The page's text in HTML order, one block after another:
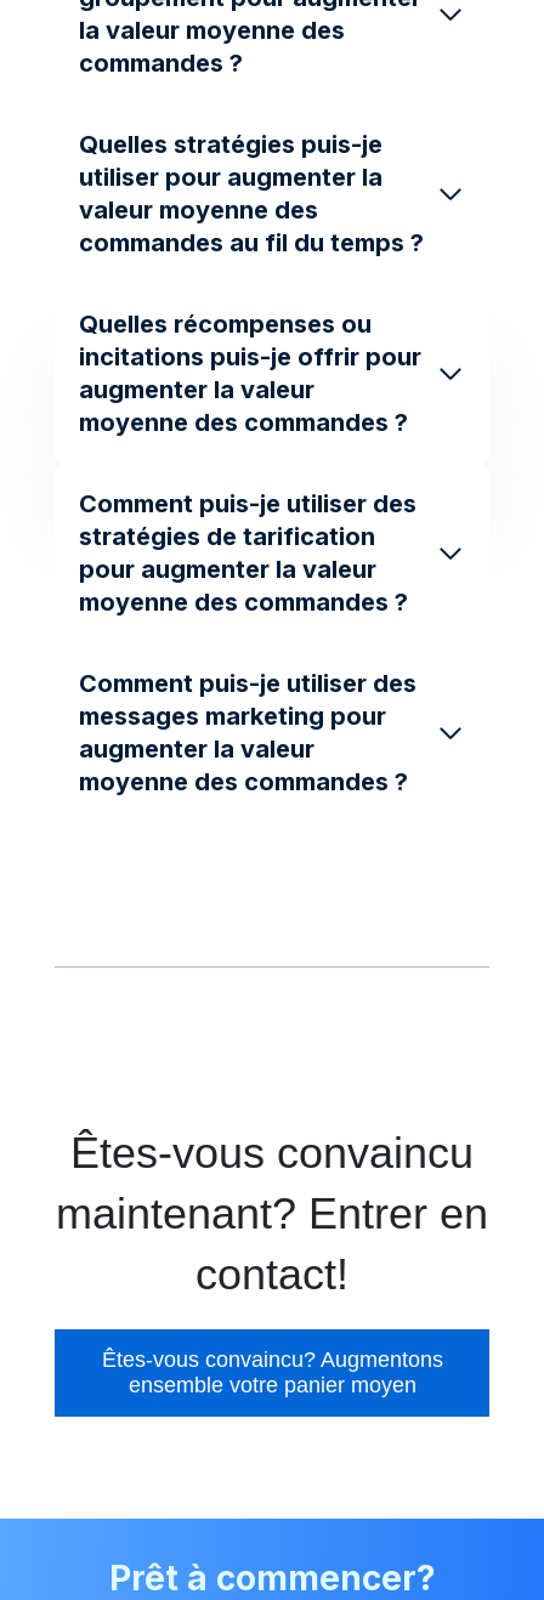
la valeur moyenne des
commandes ?
Quelles stratégies puis-je
utiliser pour augmenter la
valeur moyenne des
commandes au fil du temps ?
Quelles récompenses ou
incitations puis-je offrir pour
augmenter la valeur
moyenne des commandes ?
Comment puis-je utiliser des
stratégies de tarification
pour augmenter la valeur
moyenne des commandes ?
Comment puis-je utiliser des
messages marketing pour
augmenter la valeur
moyenne des commandes ?
Êtes-vous convaincu
maintenant? Entrer en
contact!
Êtes-vous convaincu? Augmentons
ensemble votre panier moyen
Prêt à commencer?